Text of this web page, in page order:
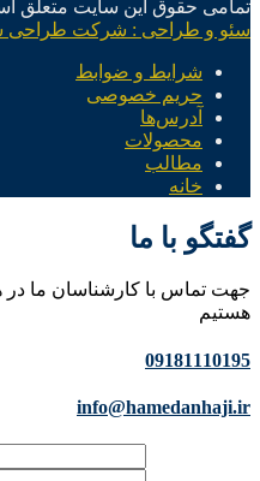
تمامی حقوق این سایت متعلق
سئو و طراحی : شرکت طراحی
شرایط و ضوابط
حریم خصوصی
آدرس‌ها
محصولات
مطالب
خانه
گفتگو با ما
جهت تماس با کارشناسان ما
هستیم
09181110195
info@hamedanhaji.ir